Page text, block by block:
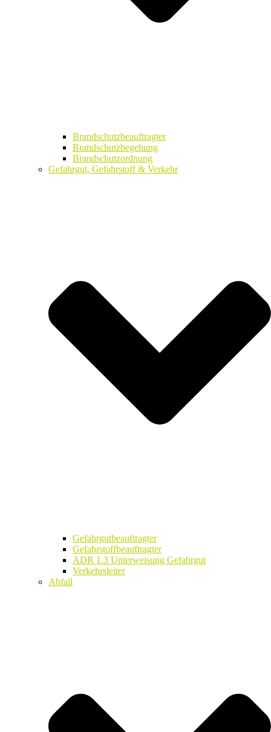
Brandschutzbeauftragter
Brandschutzbegehung
Brandschutzordnung
Gefahrgut, Gefahrstoff & Verkehr
Gefahrgutbeauftragter
Gefahrstoffbeauftragter
ADR 1.3 Unterweisung Gefahrgut
Verkehrsleiter
Abfall